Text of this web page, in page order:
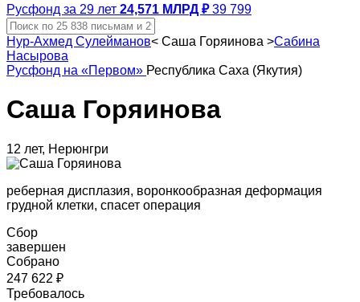
Русфонд за 29 лет 24,571 МЛРД ₽ 39 799
Нур-Ахмед Сулейманов< Саша Горяинова >Сабина
Насырова
Русфонд на «Первом» Республика Саха (Якутия)
Саша Горяинова
12 лет, Нерюнгри
реберная дисплазия, воронкообразная деформация
грудной клетки, спасет операция
Сбор
завершен
Собрано
247 622 ₽
Требовалось